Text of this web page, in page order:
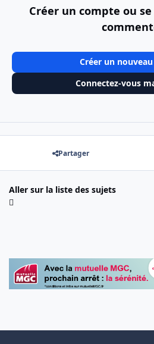
Créer un compte ou
Créer un
Connectez-vous
Partager
Aller sur la liste des sujets